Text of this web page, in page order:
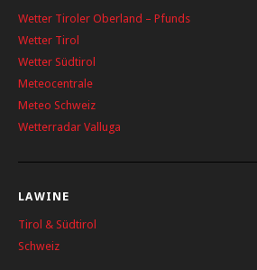
Wetter Tiroler Oberland – Pfunds
Wetter Tirol
Wetter Südtirol
Meteocentrale
Meteo Schweiz
Wetterradar Valluga
LAWINE
Tirol & Südtirol
Schweiz